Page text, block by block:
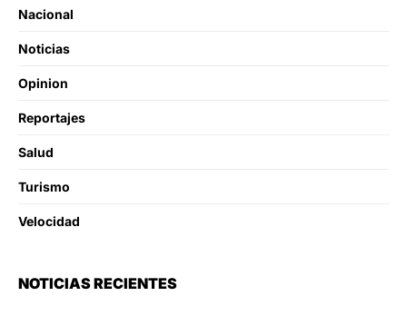
Nacional
Noticias
Opinion
Reportajes
Salud
Turismo
Velocidad
NOTICIAS RECIENTES